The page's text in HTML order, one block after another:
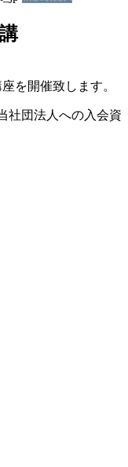
を開催致します。
社団法人への入会資